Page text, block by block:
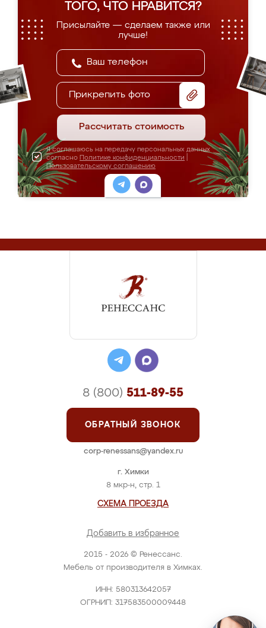
ТОГО, ЧТО НРАВИТСЯ?
Присылайте — сделаем также или
лучше!
Прикрепить фото
Рассчитать стоимость
Я соглашаюсь на передачу персональных данных
согласно Политике конфиденциальности
Пользовательскому соглашению
2015 - 2026 © Ренессанс.
Мебель от производителя в Химках.
ИНН: 580313642057
ОГРНИП: 317583500009448
г. Химки
8 мкр-н, стр. 1
СХЕМА ПРОЕЗДА
Добавить в избранное
8 (800) 511-89-55
ОБРАТНЫЙ ЗВОНОК
corp-renessans@yandex.ru